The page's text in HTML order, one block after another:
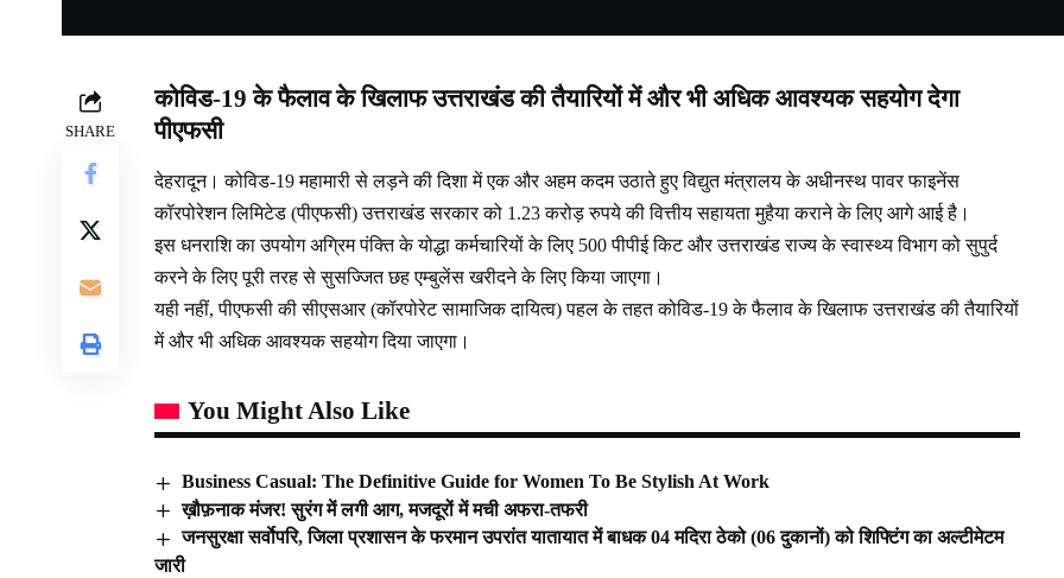
SHARE
कोविड-19 के फैलाव के खिलाफ उत्तराखंड की तैयारियों में और भी अधिक आवश्‍यक सहयोग देगा
पीएफसी
देहरादून। कोविड-19 महामारी से लड़ने की दिशा में एक और अहम कदम उठाते हुए विद्युत मंत्रालय के अधीनस्‍थ पावर फाइनेंस
कॉरपोरेशन लिमिटेड (पीएफसी) उत्तराखंड सरकार को 1.23 करोड़ रुपये की वित्तीय सहायता मुहैया कराने के लिए आगे आई है।
इस धनराशि का उपयोग अग्रिम पंक्ति के योद्धा कर्मचारियों के लिए 500 पीपीई किट और उत्तराखंड राज्य के स्वास्थ्य विभाग को सुपुर्द
करने के लिए पूरी तरह से सुसज्जित छह एम्बुलेंस खरीदने के लिए किया जाएगा।
यही नहीं, पीएफसी की सीएसआर (कॉरपोरेट सामाजिक दायित्‍व) पहल के तहत कोविड-19 के फैलाव के खिलाफ उत्तराखंड की तैयारियों
में और भी अधिक आवश्‍यक सहयोग दिया जाएगा।
You Might Also Like
Business Casual: The Definitive Guide for Women To Be Stylish At Work
ख़ौफ़नाक मंजर! सुरंग में लगी आग, मजदूरों में मची अफरा-तफरी
जनसुरक्षा सर्वाेपरि, जिला प्रशासन के फरमान उपरांत यातायात में बाधक 04 मदिरा ठेको (06 दुकानों) को शिफ्टिंग का अल्टीमेटम
जारी